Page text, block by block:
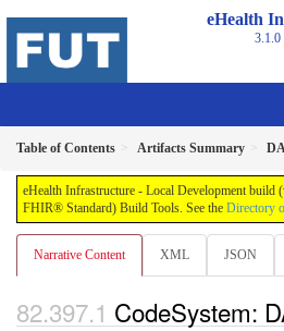
eHealth
3.1.0
Table of Contents Artifacts Summary
eHealth Infrastructure - Local Development
FHIR® Standard) Build Tools. See the Directory
Narrative Content XML JSON
CodeSystem: